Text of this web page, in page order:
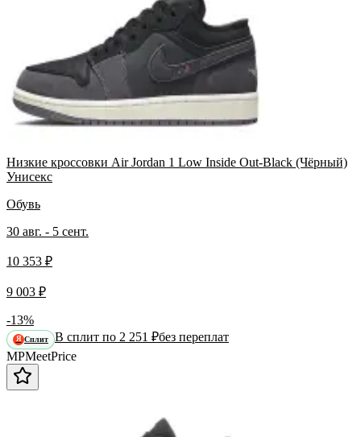
Низкие кроссовки Air Jordan 1 Low Inside Out-Black (Чёрный)
Унисекс
Обувь
30 авг. - 5 сент.
10 353 ₽
9 003 ₽
-13%
Я Сплит В сплит по 2 251 ₽без переплат
MPMeetPrice